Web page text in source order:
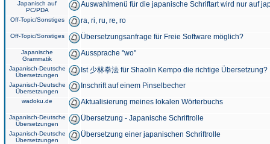
Japanisch auf
PC/PDA
Auswahlmenü für die japanische Schriftart wird nur auf
Off-Topic/Sonstiges ra, ri, ru, re, ro
Off-Topic/Sonstiges Übersetzungsanfrage für Freie Software möglich?
Japanische
Grammatik
Aussprache "wo"
Japanisch-Deutsche
Übersetzungen
Ist 少林拳法 für Shaolin Kempo die richtige Übersetzung?
Japanisch-Deutsche
Übersetzungen
Inschrift auf einem Pinselbecher
wadoku.de Aktualisierung meines lokalen Wörterbuchs
Japanisch-Deutsche
Übersetzungen
Übersetzung - Japanische Schriftrolle
Japanisch-Deutsche
Übersetzungen
Übersetzung einer japanischen Schriftrolle